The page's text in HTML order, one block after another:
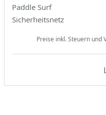
Paddle Surf
Sicherheitsnetz
Preise inkl. Steuern und